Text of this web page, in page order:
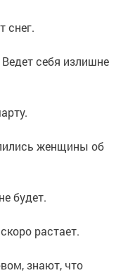
снег.
Ведет себя излишне
женщины об
будет.
растает.
знают, что